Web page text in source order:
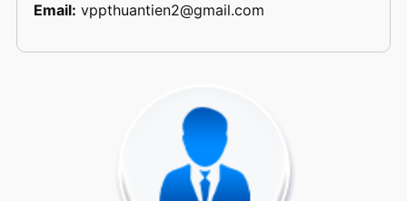
Email: vppthuantien2@gmail.com